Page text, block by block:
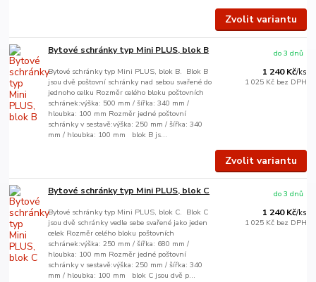
Zvolit variantu
Bytové schránky typ Mini PLUS, blok B
Bytové schránky typ Mini PLUS, blok B. Blok B
jsou dvě poštovní schránky nad sebou svařené do
jednoho celku Rozměr celého bloku poštovních
schránek:výška: 500 mm / šířka: 340 mm /
hloubka: 100 mm Rozměr jedné poštovní
schránky v sestavě:výška: 250 mm / šířka: 340
mm / hloubka: 100 mm blok B js...
1 240 Kč/ks
1 025 Kč bez DPH
do 3 dnů
Zvolit variantu
Bytové schránky typ Mini PLUS, blok C
Bytové schránky typ Mini PLUS, blok C. Blok C
jsou dvě schránky vedle sebe svařené jako jeden
celek Rozměr celého bloku poštovních
schránek:výška: 250 mm / šířka: 680 mm /
hloubka: 100 mm Rozměr jedné poštovní
schránky v sestavě:výška: 250 mm / šířka: 340
mm / hloubka: 100 mm blok C jsou dvě p...
1 240 Kč/ks
1 025 Kč bez DPH
do 3 dnů